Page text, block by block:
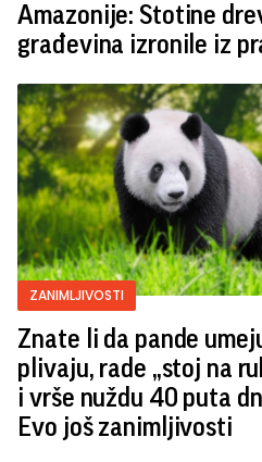
Amazonije: Stotine
građevina izronile iz
ZANIMLJIVOSTI
Znate li da pande
plivaju, rade „stoj na
i vrše nuždu 40 puta
Evo još zanimljivosti